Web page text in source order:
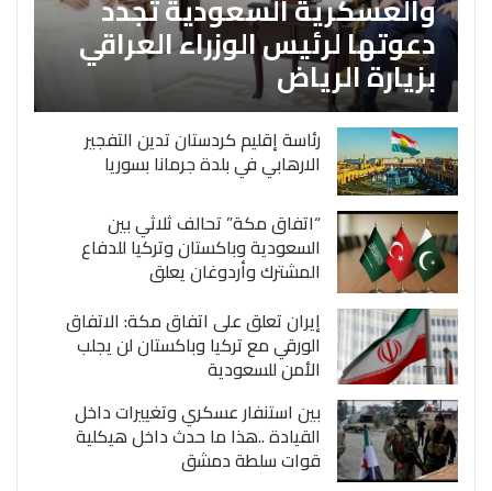
دعوتها لرئيس الوزراء العراقي
بزيارة الرياض
رئاسة إقليم كردستان تدين التفجير
الارهابي في بلدة جرمانا بسوريا
“اتفاق مكة” تحالف ثلاثي بين
السعودية وباكستان وتركيا للدفاع
المشترك وأردوغان يعلق
إيران تعلق على اتفاق مكة: الاتفاق
الورقي مع تركيا وباكستان لن يجلب
الأمن للسعودية
بين استنفار عسكري وتغييرات داخل
القيادة ..هذا ما حدث داخل هيكلية
قوات سلطة دمشق